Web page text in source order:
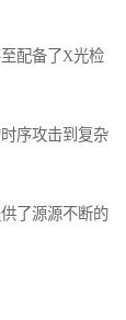
配备了X光检
序攻击到复杂
了源源不断的